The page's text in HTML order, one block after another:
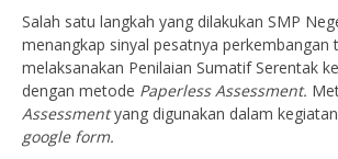
Salah satu langkah yang dilakukan SMP
menangkap sinyal pesatnya perkembangan
melaksanakan Penilaian Sumatif Serentak
dengan metode Paperless Assessment.
Assessmentyang digunakan dalam
google form.